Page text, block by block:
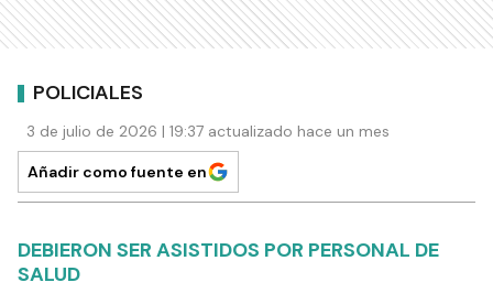
POLICIALES
3 de julio de 2026 | 19:37 actualizado hace un mes
Añadir como fuente en
DEBIERON SER ASISTIDOS POR PERSONAL DE
SALUD